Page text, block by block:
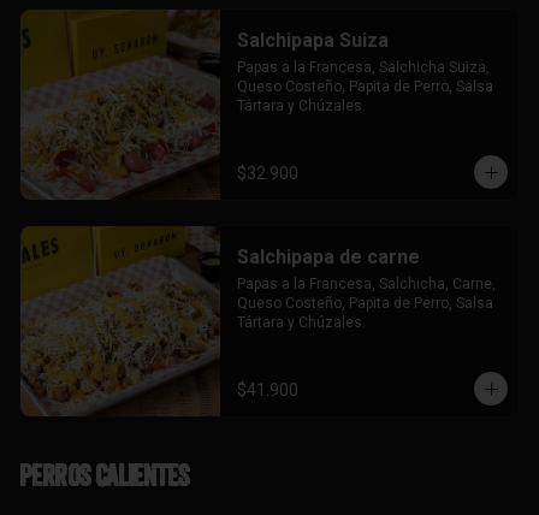
Salchipapa Suiza
Papas a la Francesa, Salchicha Suiza,
Queso Costeño, Papita de Perro, Salsa
Tártara y Chúzales.
$32.900
Salchipapa de carne
Papas a la Francesa, Salchicha, Carne,
Queso Costeño, Papita de Perro, Salsa
Tártara y Chúzales.
$41.900
Perros Calientes